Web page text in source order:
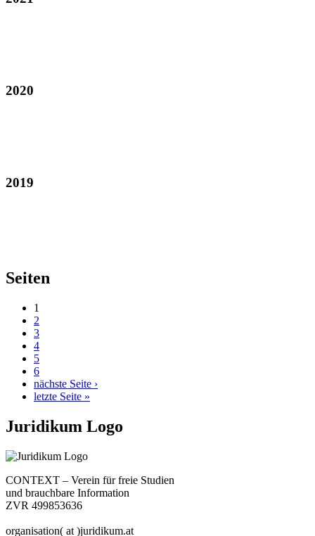
2020
2019
Seiten
1
2
3
4
5
6
nächste Seite ›
letzte Seite »
Juridikum Logo
CONTEXT – Verein für freie Studien
und brauchbare Information
ZVR 499853636
organisation( at )juridikum.at